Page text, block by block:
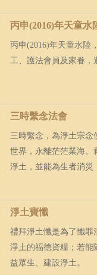
丙申(2016)年天童水
丙申(2016)年天童水陸
工、護法會員及家眷，
三時繫念法會
三時繫念，為淨土宗
世界，永離茫茫業海。
淨土，並能為生者消災
淨土寶懺
禮拜淨土懺是為了懺罪
淨土的福德資糧；若能
益眾生、建設淨土。